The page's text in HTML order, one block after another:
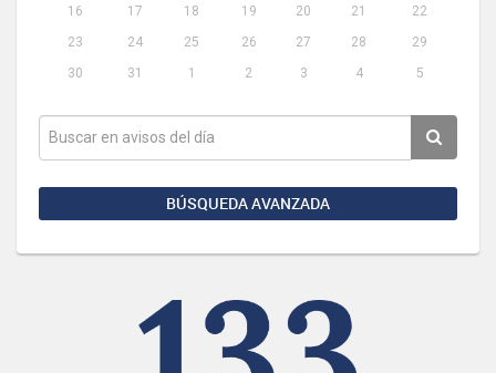
16
17 18 19 20 21
22
23
24 25 26 27 28
29
30
31 1 2 3 4 5
BÚSQUEDA AVANZADA